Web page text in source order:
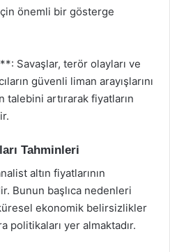
önemli bir gösterge
Savaşlar, terör olayları ve
güvenli liman arayışlarını
talebini artırarak fiyatların
Tahminleri
altın fiyatlarının
Bunun başlıca nedenleri
ekonomik belirsizlikler
politikaları yer almaktadır.